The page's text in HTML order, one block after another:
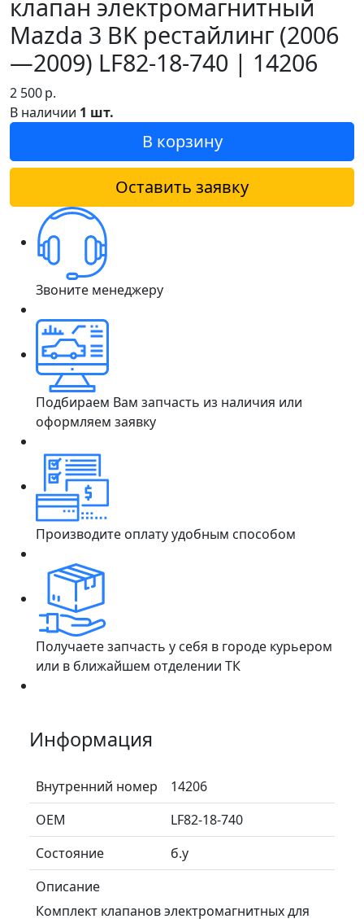
клапан электромагнитный
Mazda 3 BK рестайлинг (2006
—2009) LF82-18-740 | 14206
2 500р.
В наличии 1 шт.
В корзину
Оставить заявку
Звоните менеджеру
Подбираем Вам запчасть из наличия или
оформляем заявку
Производите оплату удобным способом
Получаете запчасть у себя в городе курьером
или в ближайшем отделении ТК
Информация
Внутренний номер
14206
ОЕМ
LF82-18-740
Состояние
б.у
Описание
Комплект клапанов электромагнитных для